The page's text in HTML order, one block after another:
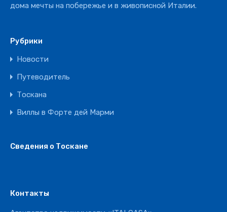
дома мечты на побережье и в живописной Италии.
Рубрики
Новости
Путеводитель
Тоскана
Виллы в Форте дей Марми
Сведения о Тоскане
Контакты